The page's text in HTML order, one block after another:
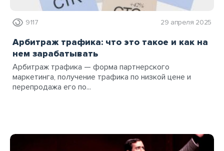
9117 29 апреля 2025
Арбитраж трафика: что это такое и как на
нем зарабатывать
Арбитраж трафика — форма партнерского
маркетинга, получение трафика по низкой цене и
перепродажа его по...